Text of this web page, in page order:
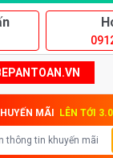
MÃI LÊN TỚI